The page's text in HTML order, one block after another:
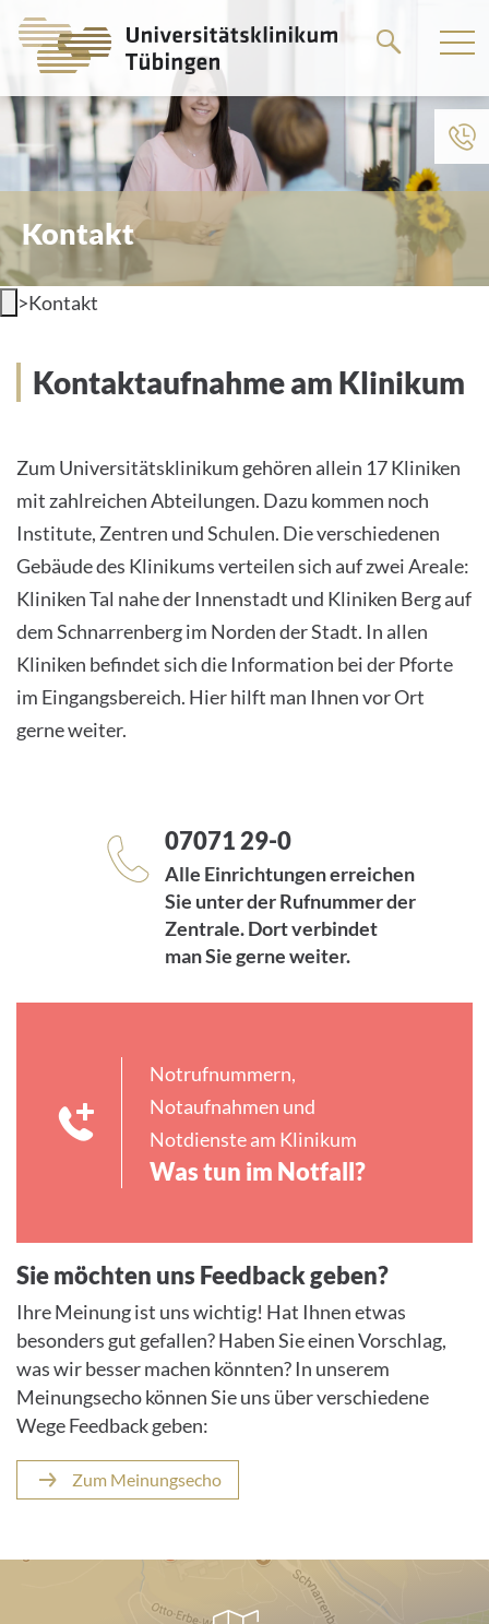
zum
Kontakt
>Kontakt
Kontaktaufnahme am Klinikum
Zum Universitätsklinikum gehören allein 17 Kliniken
mit zahlreichen Abteilungen. Dazu kommen noch
Institute, Zentren und Schulen. Die verschiedenen
Gebäude des Klinikums verteilen sich auf zwei Areale:
Kliniken Tal nahe der Innenstadt und Kliniken Berg auf
dem Schnarrenberg im Norden der Stadt. In allen
Kliniken befindet sich die Information bei der Pforte
im Eingangsbereich. Hier hilft man Ihnen vor Ort
gerne weiter.
07071 29-0
Alle Einrichtungen erreichen
Sie unter der Rufnummer der
Zentrale. Dort verbindet
man Sie gerne weiter.
Notrufnummern,
Notaufnahmen und
Notdienste am Klinikum
Was tun im Notfall?
Sie möchten uns Feedback geben?
Ihre Meinung ist uns wichtig! Hat Ihnen etwas
besonders gut gefallen? Haben Sie einen Vorschlag,
was wir besser machen könnten? In unserem
Meinungsecho können Sie uns über verschiedene
Wege Feedback geben:
Zum Meinungsecho